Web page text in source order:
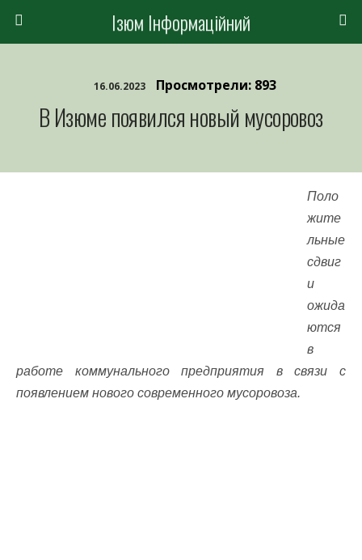
Ізюм Інформаційний
16.06.2023 Просмотрели: 893
В Изюме появился новый мусоровоз
Поло
жите
льные
сдвиг
и
ожида
ются
в
работе коммунального предприятия в связи с
появлением нового современного мусоровоза.